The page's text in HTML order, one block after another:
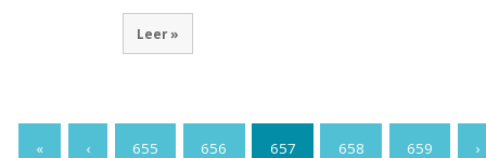
Leer »
« ‹ 655 656 657 658 659 ›